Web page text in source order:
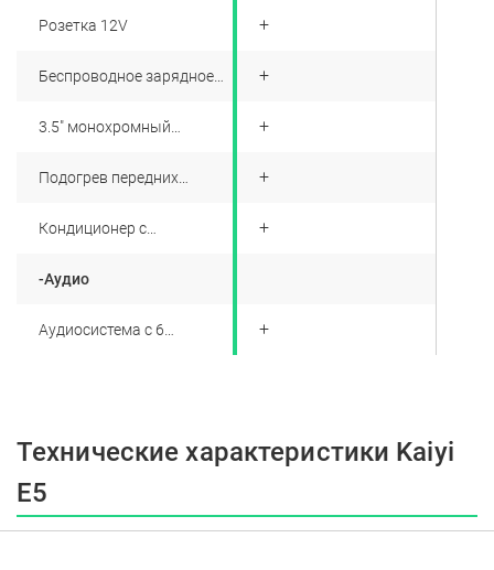
Розетка 12V
Беспроводное зарядное
3.5" монохромный
Подогрев передних
Кондиционер с
-Аудио
Аудиосистема с 6
+
+
+
+
+
+
Технические характеристики Kaiyi
E5